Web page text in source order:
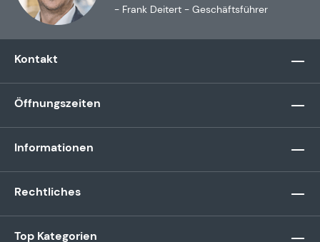
- Frank Deitert - Geschäftsführer
Kontakt
Öffnungszeiten
Informationen
Rechtliches
Top Kategorien